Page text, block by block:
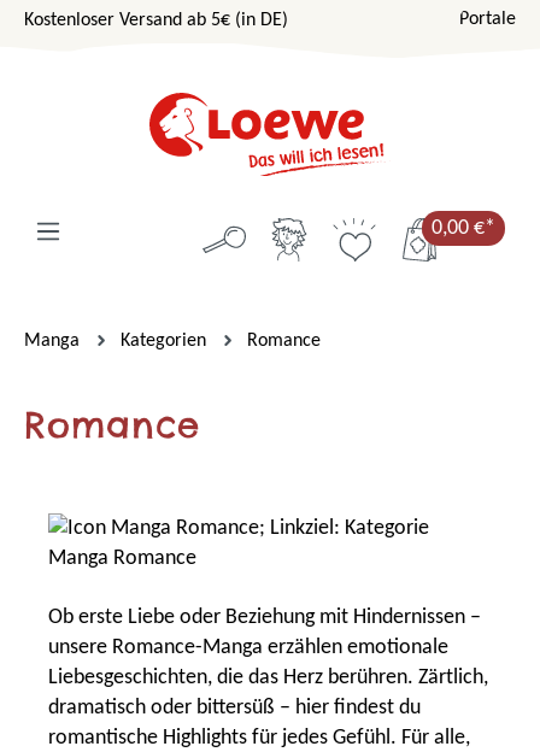
Zum Hauptinhalt springen
Kostenloser Versand ab 5€ (in DE) Portale
0,00 €*
Manga Kategorien Romance
Romance
Ob erste Liebe oder Beziehung mit Hindernissen –
unsere Romance-Manga erzählen emotionale
Liebesgeschichten, die das Herz berühren. Zärtlich,
dramatisch oder bittersüß – hier findest du
romantische Highlights für jedes Gefühl. Für alle,